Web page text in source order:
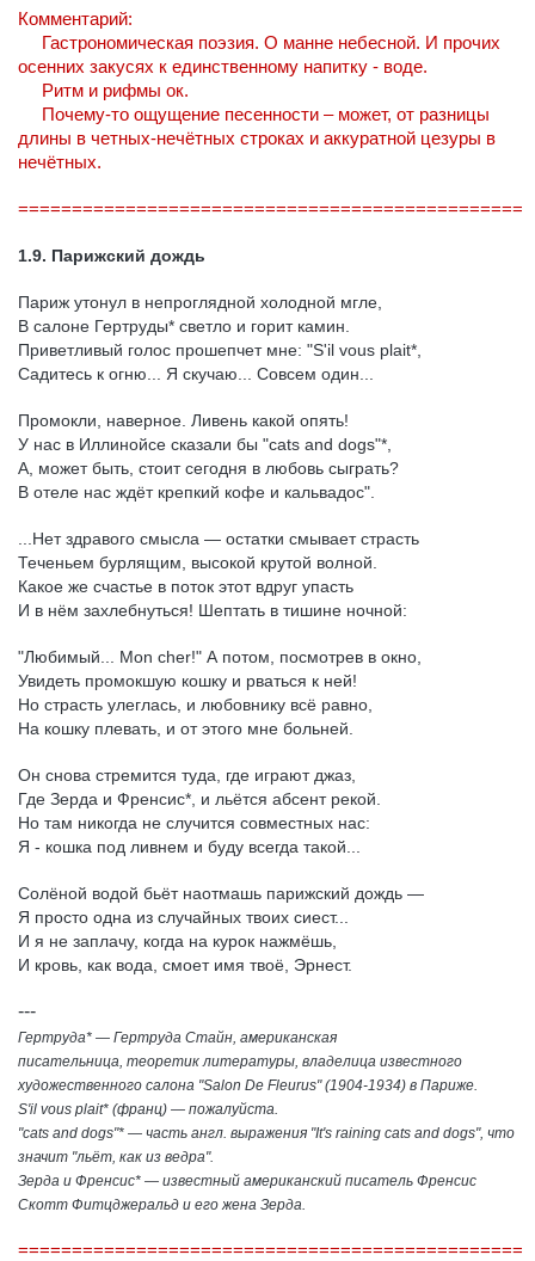
Комментарий:
Гастрономическая поэзия. О манне небесной. И прочих
осенних закусях к единственному напитку - воде.
Ритм и рифмы ок.
Почему-то ощущение песенности – может, от разницы
длины в четных-нечётных строках и аккуратной цезуры в
нечётных.
===============================================
1.9. Парижский дождь
Париж утонул в непроглядной холодной мгле,
В салоне Гертруды* светло и горит камин.
Приветливый голос прошепчет мне: "S'il vous plait*,
Садитесь к огню... Я скучаю... Совсем один...
Промокли, наверное. Ливень какой опять!
У нас в Иллинойсе сказали бы "cats and dogs"*,
А, может быть, стоит сегодня в любовь сыграть?
В отеле нас ждёт крепкий кофе и кальвадос".
...Нет здравого смысла — остатки смывает страсть
Теченьем бурлящим, высокой крутой волной.
Какое же счастье в поток этот вдруг упасть
И в нём захлебнуться! Шептать в тишине ночной:
"Любимый... Mon cher!" А потом, посмотрев в окно,
Увидеть промокшую кошку и рваться к ней!
Но страсть улеглась, и любовнику всё равно,
На кошку плевать, и от этого мне больней.
Он снова стремится туда, где играют джаз,
Где Зерда и Френсис*, и льётся абсент рекой.
Но там никогда не случится совместных нас:
Я - кошка под ливнем и буду всегда такой...
Солёной водой бьёт наотмашь парижский дождь —
Я просто одна из случайных твоих сиест...
И я не заплачу, когда на курок нажмёшь,
И кровь, как вода, смоет имя твоё, Эрнест.
---
Гертруда* — Гертруда Стайн, американская
писательница, теоретик литературы, владелица известного
художественного салона "Salon De Fleurus" (1904-1934) в Париже.
S'il vous plait* (франц) — пожалуйста.
"cats and dogs"* — часть англ. выражения "It's raining cats and dogs", что
значит "льёт, как из ведра".
Зерда и Френсис* — известный американский писатель Френсис
Скотт Фитцджеральд и его жена Зерда.
===============================================